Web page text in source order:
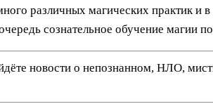
различных магических практик и
сознательное обучение магии
новости о непознанном, НЛО,